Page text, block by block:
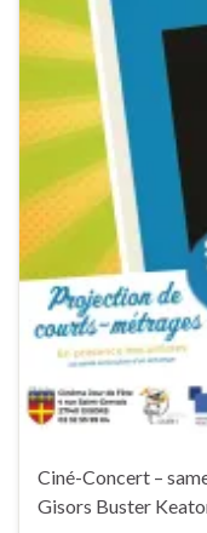
Ciné-Concert –
Gisors Buster